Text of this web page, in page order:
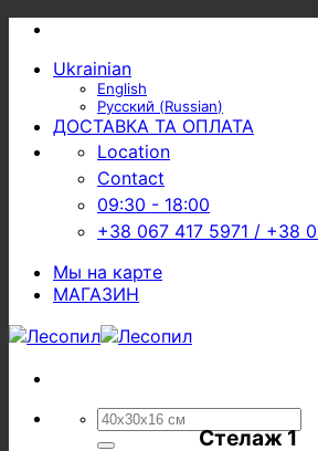
Skip
contentUkrainian
English
Русский (Russian)
ДОСТАВКА ТА ОПЛАТА
Location
Contact
09:30 - 18:00
+38 067 417 5971 / +38
Мы на карте
МАГАЗИН
Шукати:
Стелаж 1